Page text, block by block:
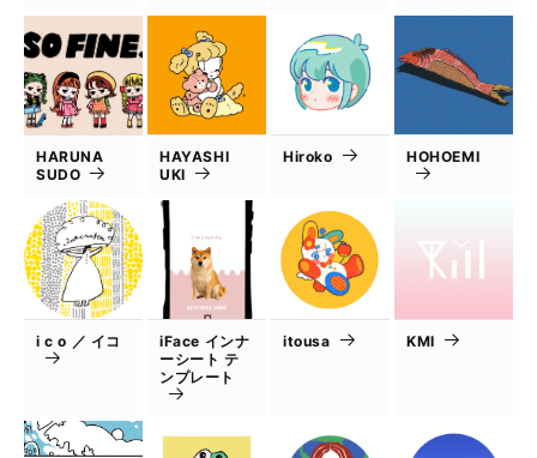
HARUNA
SUDO
HAYASHI
UKI
Hiroko HOHOEMI
i c o ／ イコ
iFace インナ
ーシート テ
ンプレート
itousa KMI